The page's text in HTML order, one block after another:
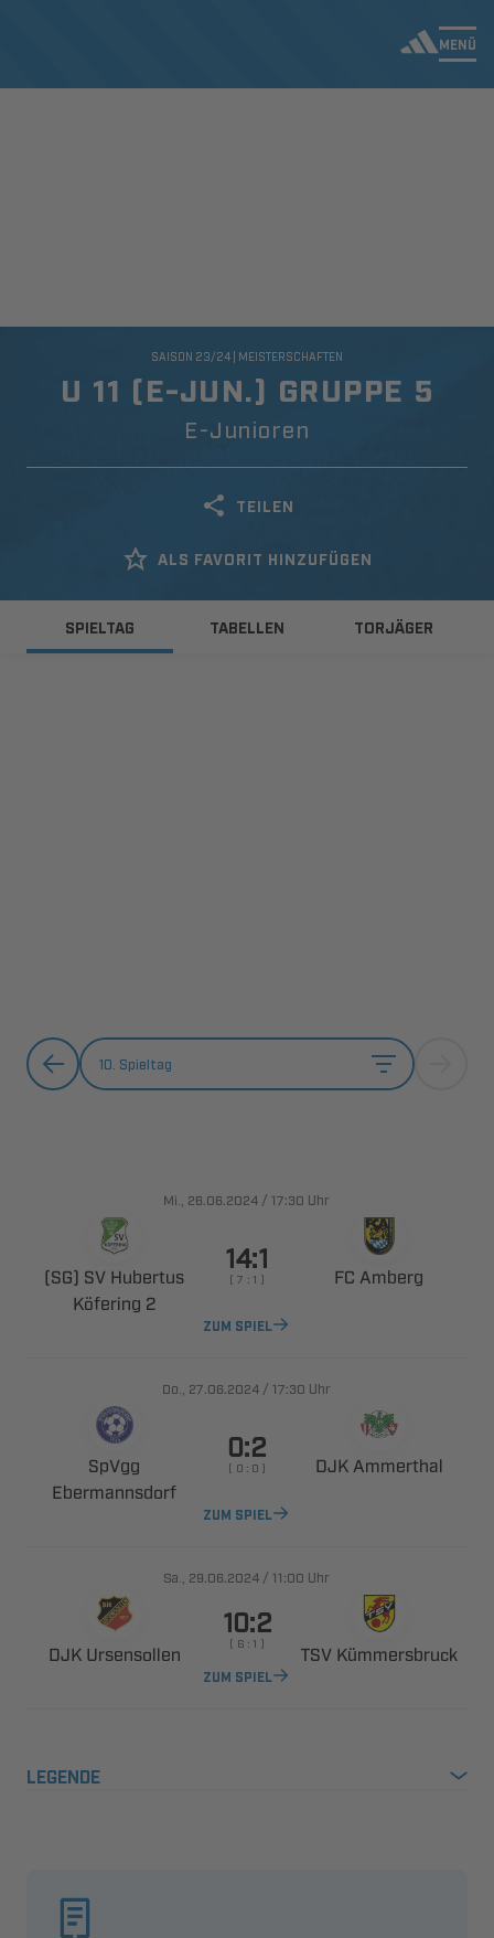
MENÜ
U 11 (E-JUN.) GRUPPE 5
E-Junioren
SAISON 23/24 | MEISTERSCHAFTEN
TEILEN
ALS FAVORIT HINZUFÜGEN
SPIELTAG TABELLEN TORJÄGER
10. Spieltag
.,  / Uhr
  
 

      
ZUM SPIEL
.,  / Uhr



      
ZUM SPIEL
.,  / Uhr
 

      
ZUM SPIEL
LEGENDE